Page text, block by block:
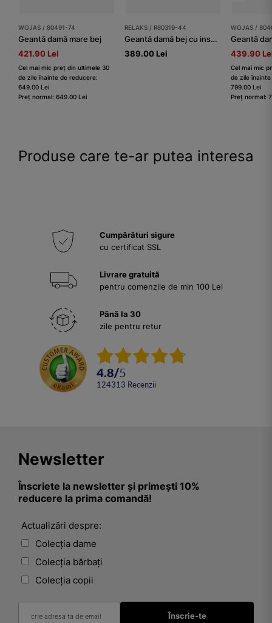
WOJAS / 80491-74
Geantă damă mare bej
421.90 Lei
Cel mai mic preț din ultimele 30
de zile înainte de reducere:
649.00 Lei
Preț normal: 649.00 Lei
RELAKS / R80319-44
Geantă damă bej cu inserții contrastante RELAKS
389.00 Lei
WOJAS /
439.90
Cel mai mic
de zile
799.00 Lei
Preț normal:
Produse care te-ar putea interesa
Cumpărături sigure
cu certificat SSL
Livrare gratuită
pentru comenzile de min 100 Lei
Până la 30
zile pentru retur
4.8/5
124313 Recenzii
Newsletter
Înscriete la newsletter și primești 10%
reducere la prima comandă!
Actualizări despre:
Colecția dame
Colecția bărbați
Colecția copii